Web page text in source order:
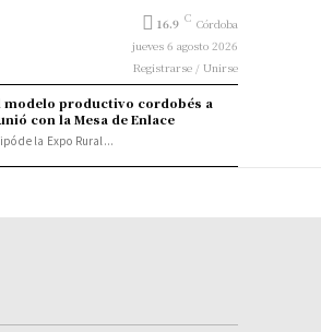
16.9 C Córdoba
jueves 6 agosto 2026
Registrarse / Unirse
modelo productivo cordobés a
con la Mesa de Enlace
de la Expo Rural...